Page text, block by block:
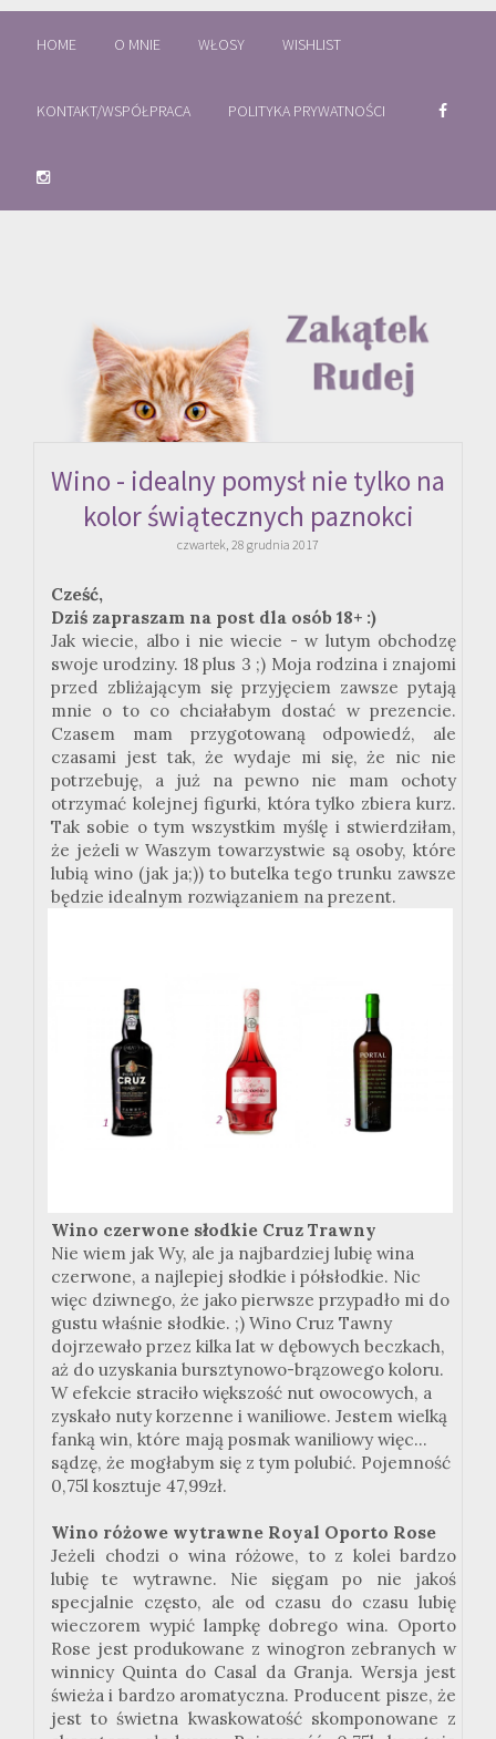
HOME O MNIE WŁOSY WISHLIST
KONTAKT/WSPÓŁPRACA POLITYKA PRYWATNOŚCI
Wino - idealny pomysł nie tylko na
kolor świątecznych paznokci
czwartek, 28 grudnia 2017
Cześć,
Dziś zapraszam na post dla osób 18+ :)
Jak wiecie, albo i nie wiecie - w lutym obchodzę
swoje urodziny. 18 plus 3 ;) Moja rodzina i znajomi
przed zbliżającym się przyjęciem zawsze pytają
mnie o to co chciałabym dostać w prezencie.
Czasem mam przygotowaną odpowiedź, ale
czasami jest tak, że wydaje mi się, że nic nie
potrzebuję, a już na pewno nie mam ochoty
otrzymać kolejnej figurki, która tylko zbiera kurz.
Tak sobie o tym wszystkim myślę i stwierdziłam,
że jeżeli w Waszym towarzystwie są osoby, które
lubią wino (jak ja;)) to butelka tego trunku zawsze
będzie idealnym rozwiązaniem na prezent.
Wino czerwone słodkie Cruz Trawny
Nie wiem jak Wy, ale ja najbardziej lubię wina
czerwone, a najlepiej słodkie i półsłodkie. Nic
więc dziwnego, że jako pierwsze przypadło mi do
gustu właśnie słodkie. ;) Wino Cruz Tawny
dojrzewało przez kilka lat w dębowych beczkach,
aż do uzyskania bursztynowo-brązowego koloru.
W efekcie straciło większość nut owocowych, a
zyskało nuty korzenne i waniliowe. Jestem wielką
fanką win, które mają posmak waniliowy więc...
sądzę, że mogłabym się z tym polubić. Pojemność
0,75l kosztuje 47,99zł.
Wino różowe wytrawne Royal Oporto Rose
Jeżeli chodzi o wina różowe, to z kolei bardzo
lubię te wytrawne. Nie sięgam po nie jakoś
specjalnie często, ale od czasu do czasu lubię
wieczorem wypić lampkę dobrego wina. Oporto
Rose jest produkowane z winogron zebranych w
winnicy Quinta do Casal da Granja. Wersja jest
świeża i bardzo aromatyczna. Producent pisze, że
jest to świetna kwaskowatość skomponowane z